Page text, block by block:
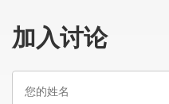
加入讨论
您